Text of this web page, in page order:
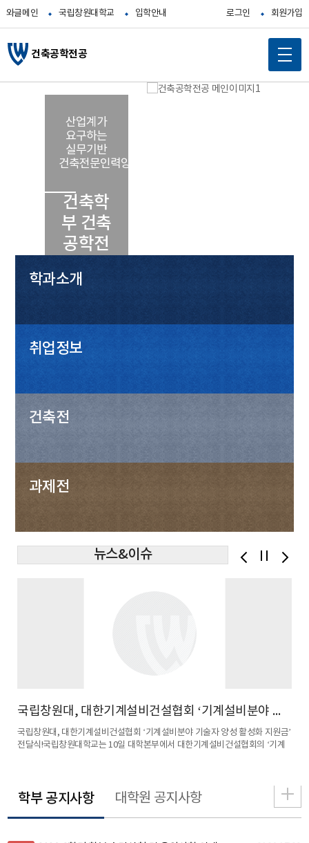
와글메인 국립창원대학교 입학안내 로그인 회원가입
건축공학전공
산업계가
요구하는
실무기반
건축전문인력양성
건축학
부 건축
공학전
학과소개
취업정보
건축전
과제전
뉴스&이슈
국립창원대, 대한기계설비건설협회 ‘기계설비분야 기술자 양성 지원금’ 전달식!
국립창원대, 대한기계설비건설협회 ‘기계설비분야 기술자 양성 활성화 지원금’
전달식!국립창원대학교는 10일 대학본부에서 대한기계설비건설협회의 ‘기계
학부 공지사항 대학원 공지사항